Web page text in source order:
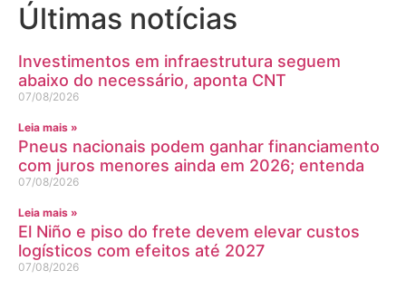
Últimas notícias
Investimentos em infraestrutura seguem
abaixo do necessário, aponta CNT
07/08/2026
Leia mais »
Pneus nacionais podem ganhar financiamento
com juros menores ainda em 2026; entenda
07/08/2026
Leia mais »
El Niño e piso do frete devem elevar custos
logísticos com efeitos até 2027
07/08/2026